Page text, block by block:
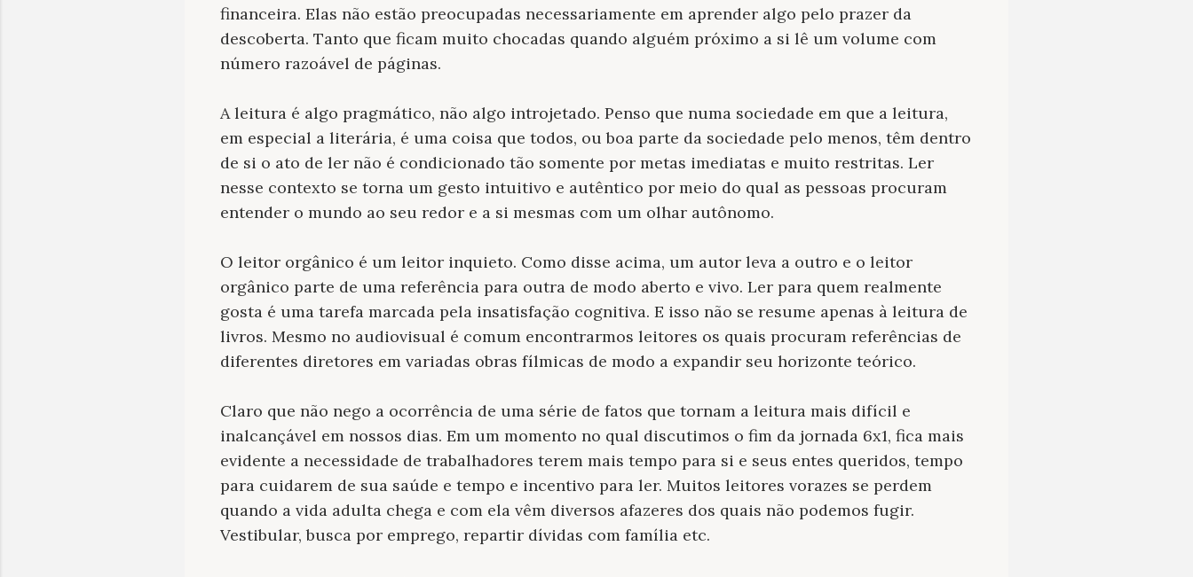
financeira. Elas não estão preocupadas necessariamente em aprender algo pelo prazer da
descoberta. Tanto que ficam muito chocadas quando alguém próximo a si lê um volume com
número razoável de páginas.
A leitura é algo pragmático, não algo introjetado. Penso que numa sociedade em que a leitura,
em especial a literária, é uma coisa que todos, ou boa parte da sociedade pelo menos, têm dentro
de si o ato de ler não é condicionado tão somente por metas imediatas e muito restritas. Ler
nesse contexto se torna um gesto intuitivo e autêntico por meio do qual as pessoas procuram
entender o mundo ao seu redor e a si mesmas com um olhar autônomo.
O leitor orgânico é um leitor inquieto. Como disse acima, um autor leva a outro e o leitor
orgânico parte de uma referência para outra de modo aberto e vivo. Ler para quem realmente
gosta é uma tarefa marcada pela insatisfação cognitiva. E isso não se resume apenas à leitura de
livros. Mesmo no audiovisual é comum encontrarmos leitores os quais procuram referências de
diferentes diretores em variadas obras fílmicas de modo a expandir seu horizonte teórico.
Claro que não nego a ocorrência de uma série de fatos que tornam a leitura mais difícil e
inalcançável em nossos dias. Em um momento no qual discutimos o fim da jornada 6x1, fica mais
evidente a necessidade de trabalhadores terem mais tempo para si e seus entes queridos, tempo
para cuidarem de sua saúde e tempo e incentivo para ler. Muitos leitores vorazes se perdem
quando a vida adulta chega e com ela vêm diversos afazeres dos quais não podemos fugir.
Vestibular, busca por emprego, repartir dívidas com família etc.